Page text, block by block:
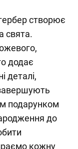
створює
свята.
додає
деталі,
подарунком
до
кожну